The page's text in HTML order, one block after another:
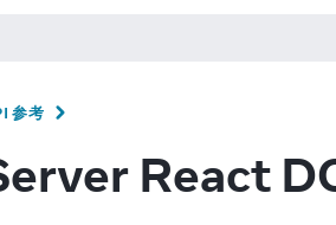
参考
React